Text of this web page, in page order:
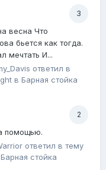
3
весна Что
бьется как тогда.
мечтать И...
ответил в
в Барная стойка
2
помощью.
ответил в тему
Барная стойка